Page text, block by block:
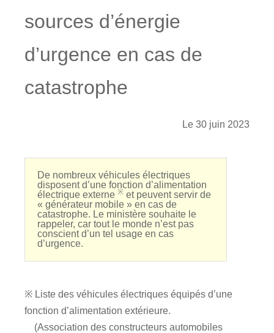
sources d’énergie
d’urgence en cas de
catastrophe
Le 30 juin 2023
De nombreux véhicules électriques
disposent d’une fonction d’alimentation
électrique externe ※ et peuvent servir de
« générateur mobile » en cas de
catastrophe. Le ministère souhaite le
rappeler, car tout le monde n’est pas
conscient d’un tel usage en cas
d’urgence.
※ Liste des véhicules électriques équipés d’une
fonction d’alimentation extérieure.
(Association des constructeurs automobiles